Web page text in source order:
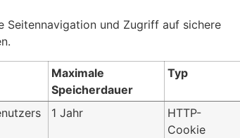
Seitennavigation und Zugriff auf sichere
Maximale
Speicherdauer
Typ
1 Jahr
HTTP-
Cookie